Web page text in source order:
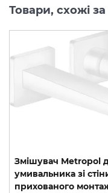
Товари, схожі
Змішувач Metropol
умивальника зі